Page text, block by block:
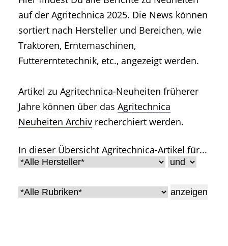
• DLG Testberichte • Vereine und Hobby
• Geschichte und Geschichten
• Messen und Veranstaltungen
• Mitteilung der Redaktion
• Artikel nach Hersteller/Marke
auf der Agritechnica 2025. Die News können
sortiert nach Hersteller und Bereichen, wie
Traktoren, Erntemaschinen,
Futtererntetechnik, etc., angezeigt werden.
Artikel zu Agritechnica-Neuheiten früherer
Jahre können über das Agritechnica
Neuheiten Archiv recherchiert werden.
In dieser Übersicht Agritechnica-Artikel für...